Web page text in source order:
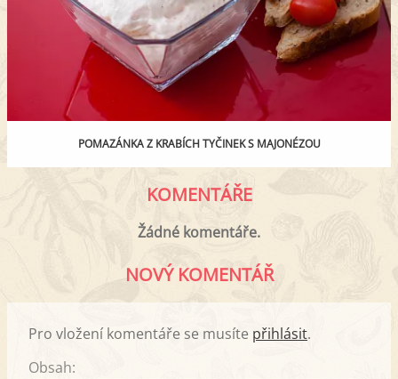
POMAZÁNKA Z KRABÍCH TYČINEK S MAJONÉZOU
KOMENTÁŘE
Žádné komentáře.
NOVÝ KOMENTÁŘ
Pro vložení komentáře se musíte přihlásit.
Obsah: